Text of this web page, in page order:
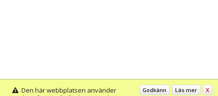
Godkänn Läs mer X
Den här webbplatsen använder